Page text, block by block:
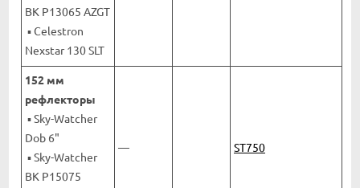
BK P13065 AZGT
▪ Celestron
Nexstar 130 SLT
152 мм
рефлекторы
▪ Sky-Watcher
Dob 6"
▪ Sky-Watcher
BK P15075
— ST750